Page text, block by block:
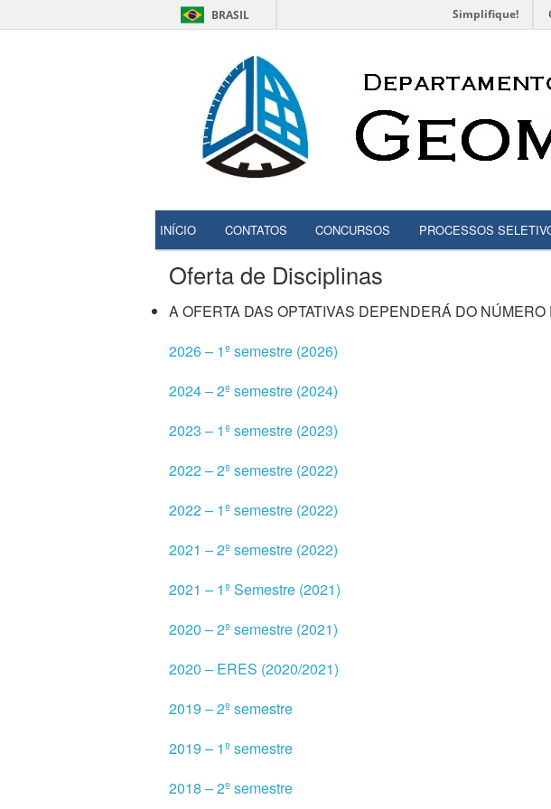
BRASIL Simplifique!
INÍCIO CONTATOS CONCURSOS PROCESSOS
Oferta de Disciplinas
A OFERTA DAS OPTATIVAS DEPENDERÁ DO
2026 – 1º semestre (2026)
2024 – 2º semestre (2024)
2023 – 1º semestre (2023)
2022 – 2º semestre (2022)
2022 – 1º semestre (2022)
2021 – 2º semestre (2022)
2021 – 1º Semestre (2021)
2020 – 2º semestre (2021)
2020 – ERES (2020/2021)
2019 – 2º semestre
2019 – 1º semestre
2018 – 2º semestre